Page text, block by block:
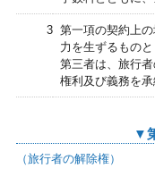
3 第一項の契約上
力を生ずるもの
第三者は、旅行
権利及び義務を承
▼
（旅行者の解除権）